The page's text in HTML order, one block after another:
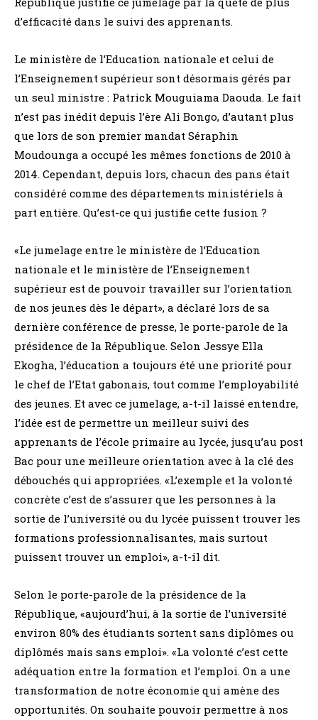
d’efficacité dans le suivi des apprenants.
Le ministère de l’Education nationale et celui de
l’Enseignement supérieur sont désormais gérés par
un seul ministre : Patrick Mouguiama Daouda. Le fait
n’est pas inédit depuis l’ère Ali Bongo, d’autant plus
que lors de son premier mandat Séraphin
Moudounga a occupé les mêmes fonctions de 2010 à
2014. Cependant, depuis lors, chacun des pans était
considéré comme des départements ministériels à
part entière. Qu’est-ce qui justifie cette fusion ?
«Le jumelage entre le ministère de l’Education
nationale et le ministère de l’Enseignement
supérieur est de pouvoir travailler sur l’orientation
de nos jeunes dès le départ», a déclaré lors de sa
dernière conférence de presse, le porte-parole de la
présidence de la République. Selon Jessye Ella
Ekogha, l’éducation a toujours été une priorité pour
le chef de l’Etat gabonais, tout comme l’employabilité
des jeunes. Et avec ce jumelage, a-t-il laissé entendre,
l’idée est de permettre un meilleur suivi des
apprenants de l’école primaire au lycée, jusqu’au post
Bac pour une meilleure orientation avec à la clé des
débouchés qui appropriées. «L’exemple et la volonté
concrète c’est de s’assurer que les personnes à la
sortie de l’université ou du lycée puissent trouver les
formations professionnalisantes, mais surtout
puissent trouver un emploi», a-t-il dit.
Selon le porte-parole de la présidence de la
République, «aujourd’hui, à la sortie de l’université
environ 80% des étudiants sortent sans diplômes ou
diplômés mais sans emploi». «La volonté c’est cette
adéquation entre la formation et l’emploi. On a une
transformation de notre économie qui amène des
opportunités. On souhaite pouvoir permettre à nos